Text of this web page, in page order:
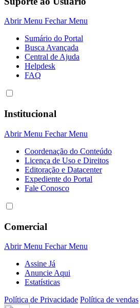
Abrir Menu Fechar Menu
Sumário do Portal
Busca Avançada
Central de Ajuda
Helpdesk
FAQ
Institucional
Abrir Menu Fechar Menu
Coordenação do Conteúdo
Licença de Uso e Direitos
Editoração e Datacenter
Expediente do Portal
Fale Conosco
Comercial
Abrir Menu Fechar Menu
Assine Já
Anuncie Aqui
Estatísticas
Política de Privacidade Política de vendas